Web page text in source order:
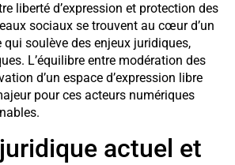
liberté d’expression et protection des
sociaux se trouvent au cœur d’un
soulève des enjeux juridiques,
L’équilibre entre modération des
d’un espace d’expression libre
pour ces acteurs numériques
actuel et